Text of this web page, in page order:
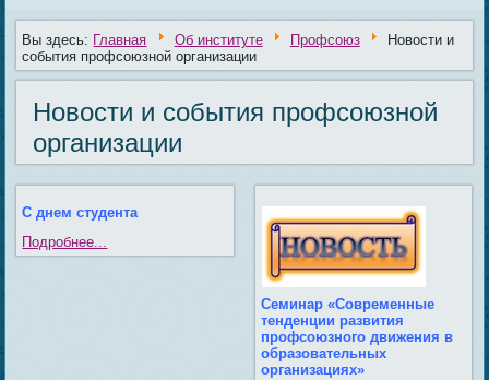
Вы здесь: Главная Об институте Профсоюз
Новости и
события профсоюзной организации
Новости и события профсоюзной
организации
С днем студента
Подробнее...
Семинар «Современные
тенденции развития
профсоюзного движения в
образовательных
организациях»